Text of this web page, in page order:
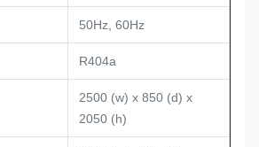
50Hz, 60Hz
R404a
2500 (w) x 850 (d) x
2050 (h)